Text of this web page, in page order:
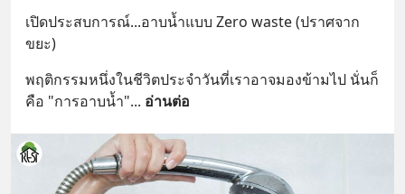
เปิดประสบการณ์...อาบน้ำแบบ Zero waste (ปราศจาก
ขยะ)
พฤติกรรมหนึ่งในชีวิตประจำวันที่เราอาจมองข้ามไป นั่นก็
คือ "การอาบน้ำ"... อ่านต่อ